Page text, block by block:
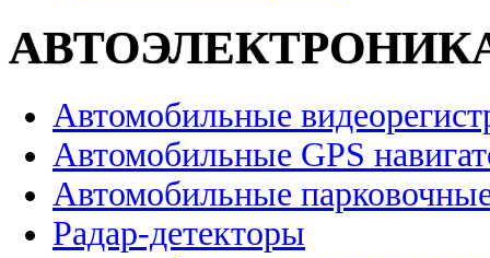
Автомобильные
Автомобильные GPS
Автомобильные
Радар-детекторы